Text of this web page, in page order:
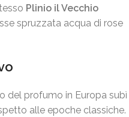
Plinio il Vecchio
spruzzata acqua di rose
del profumo in Europa subì
alle epoche classiche.